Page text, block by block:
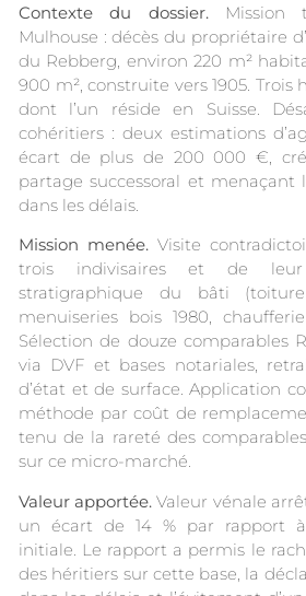
Contexte du dossier.Mission
Mulhouse : décès du propriétaire
du Rebberg, environ 220 m²
900 m², construite vers 1905. Trois
dont l’un réside en Suisse.
cohéritiers : deux estimations
écart de plus de 200 000 €,
partage successoral et menaçant
dans les délais.
Mission menée.Visite
trois indivisaires et de leur
stratigraphique du bâti (toiture
menuiseries bois 1980,
Sélection de douze comparables
via DVF et bases notariales,
d’état et de surface. Application
méthode par coût de
tenu de la rareté des
sur ce micro-marché.
Valeur apportée. Valeur vénale
un écart de 14 % par rapport à
initiale. Le rapport a permis le
des héritiers sur cette base, la